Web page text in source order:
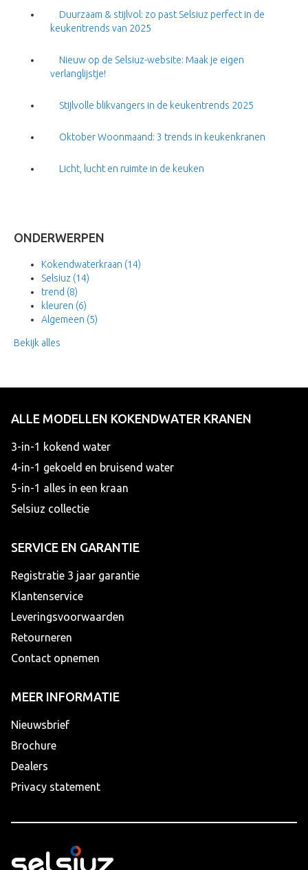
Duurzaam & stijlvol: zo past Selsiuz perfect in de
keukentrends van 2025
Nieuw op de Selsiuz-website: Maak je eigen
verlanglijstje!
Stijlvolle blikvangers in de keukentrends 2025
Oktober Woonmaand: 3 trends in keukenkranen
Licht, lucht en ruimte in de keuken
ONDERWERPEN
Kokendwaterkraan (14)
Selsiuz (14)
trend (8)
kleuren (6)
Algemeen (5)
Bekijk alles
ALLE MODELLEN KOKENDWATER KRANEN
3-in-1 kokend water
4-in-1 gekoeld en bruisend water
5-in-1 alles in een kraan
Selsiuz collectie
SERVICE EN GARANTIE
Registratie 3 jaar garantie
Klantenservice
Leveringsvoorwaarden
Retourneren
Contact opnemen
MEER INFORMATIE
Nieuwsbrief
Brochure
Dealers
Privacy statement